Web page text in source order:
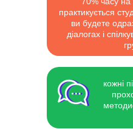
практикується
ви будете
діалогах і
кожні